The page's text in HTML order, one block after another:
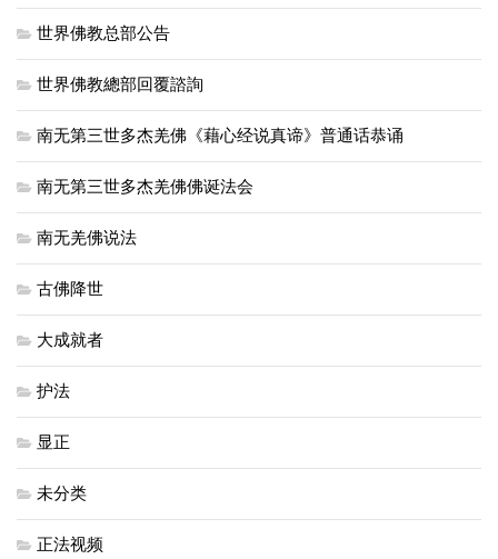
世界佛教总部公告
世界佛教總部回覆諮詢
南无第三世多杰羌佛《藉心经说真谛》普通话恭诵
南无第三世多杰羌佛佛诞法会
南无羌佛说法
古佛降世
大成就者
护法
显正
未分类
正法视频